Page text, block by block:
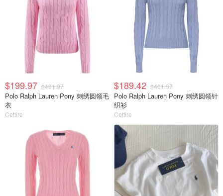
$199.97 $401.97
Polo Ralph Lauren Pony 刺绣圆领毛
衣
Cettire
$189.42 $401.97
Polo Ralph Lauren Pony 刺绣圆领针
织衫
Cettire